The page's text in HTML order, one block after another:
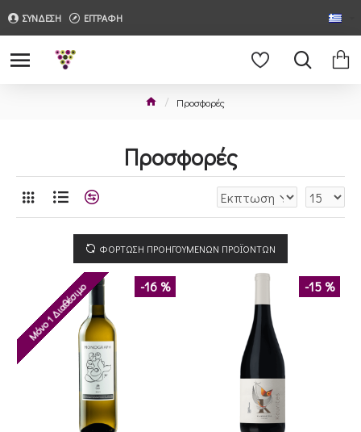
ΣΥΝΔΕΣΗ ΕΓΓΡΑΦΗ
Προσφορές
Προσφορές
ΦΟΡΤΩΣΗ ΠΡΟΗΓΟΥΜΕΝΩΝ ΠΡΟΪΟΝΤΩΝ
Μόνο 1 Διαθέσιμο -16 % -15 %